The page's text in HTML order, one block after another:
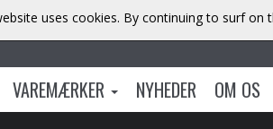
VAREMÆRKER NYHEDER OM OS
uses cookies. By continuing to surf on